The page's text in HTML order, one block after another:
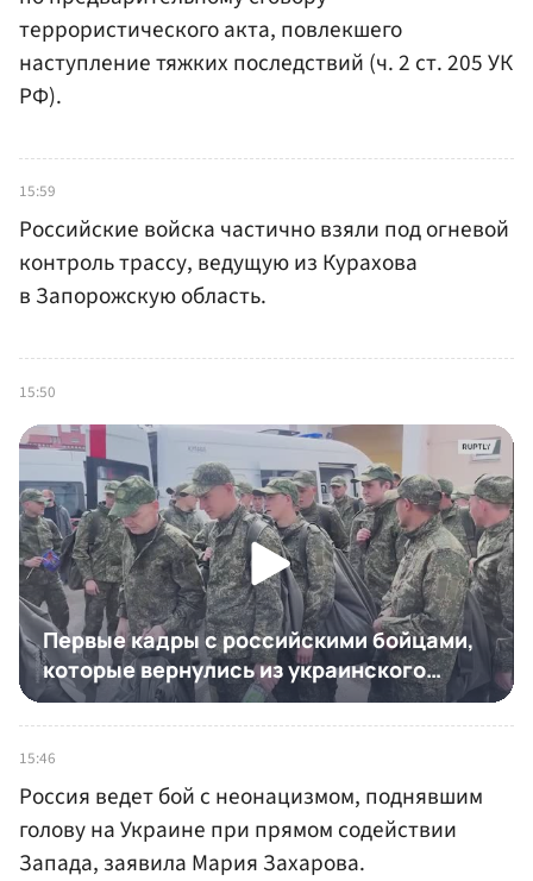
террористического акта, повлекшего
наступление тяжких последствий (ч. 2 ст. 205 УК
РФ).
15:59
Российские войска частично взяли под огневой
контроль трассу, ведущую из Курахова
в Запорожскую область.
15:50
15:46
Россия ведет бой с неонацизмом, поднявшим
голову на Украине при прямом содействии
Запада, заявила Мария Захарова.